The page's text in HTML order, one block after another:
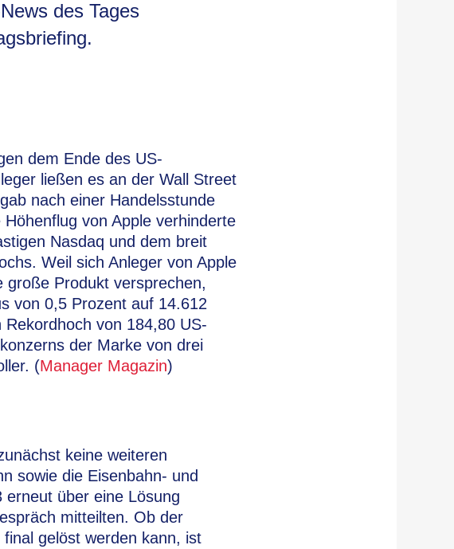
des Tages
dem Ende des US-
ließen es an der Wall Street
nach einer Handelsstunde
von Apple verhinderte
Nasdaq und dem breit
Weil sich Anleger von Apple
große Produkt versprechen,
von 0,5 Prozent auf 14.612
von 184,80 US-
der Marke von drei
(Manager Magazin)
keine weiteren
sowie die Eisenbahn- und
über eine Lösung
mitteilten. Ob der
gelöst werden kann, ist